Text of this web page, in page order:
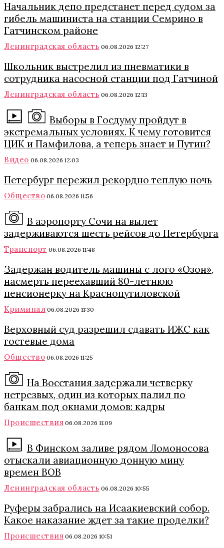
Начальник депо предстанет перед судом за
гибель машиниста на станции Семрино в
Гатчинском районе
Ленинградская область 06.08.2026 12:27
Школьник выстрелил из пневматики в
сотрудника насосной станции под Гатчиной
Ленинградская область 06.08.2026 12:13
Выборы в Госдуму пройдут в
экстремальных условиях. К чему готовится
ЦИК и Памфилова, а теперь знает и Путин?
Видео 06.08.2026 12:03
Петербург пережил рекордно теплую ночь
Общество 06.08.2026 11:56
В аэропорту Сочи на вылет
задерживаются шесть рейсов до Петербурга
Транспорт 06.08.2026 11:48
Задержан водитель машины с лого «Озон»,
насмерть переехавший 80-летнюю
пенсионерку на Краснопутиловской
Криминал 06.08.2026 11:30
Верховный суд разрешил сдавать ИЖС как
гостевые дома
Общество 06.08.2026 11:25
На Восстания задержали четверку
нетрезвых, один из которых палил по
банкам под окнами домов: кадры
Происшествия 06.08.2026 11:09
В Финском заливе рядом Ломоносова
отыскали авиационную донную мину
времен ВОВ
Ленинградская область 06.08.2026 10:55
Руферы забрались на Исаакиевский собор.
Какое наказание ждет за такие проделки?
Происшествия 06.08.2026 10:51